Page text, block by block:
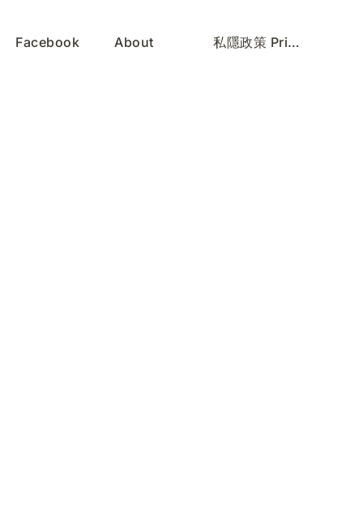
Facebook
About
私隱政策 Privacy Policy